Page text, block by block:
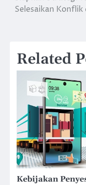
navigation
Selesaikan Konflik
Related
Kebijakan